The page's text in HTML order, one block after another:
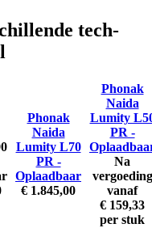
tech-
Phonak
Naida
Lumity L70
PR -
Oplaadbaar
€ 1.845,00
Phonak
Naida
Lumity
PR -
Na
vergoeding
vanaf
€ 159,33
per stuk